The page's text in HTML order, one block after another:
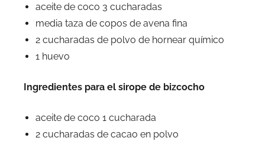
aceite de coco 3 cucharadas
media taza de copos de avena fina
2 cucharadas de polvo de hornear químico
1 huevo
Ingredientes para el sirope de bizcocho
aceite de coco 1 cucharada
2 cucharadas de cacao en polvo